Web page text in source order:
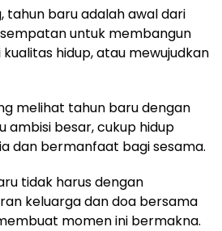
tahun baru adalah awal dari
untuk membangun
hidup, atau mewujudkan
melihat tahun baru dengan
ambisi besar, cukup hidup
dan bermanfaat bagi sesama.
tidak harus dengan
keluarga dan doa bersama
momen ini bermakna.